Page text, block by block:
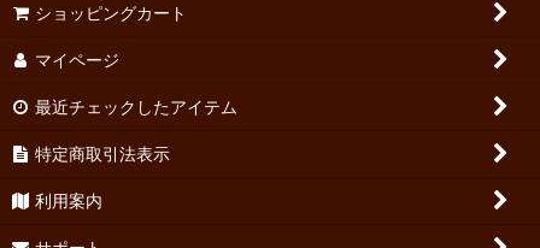
ショッピングカート
マイページ
最近チェックしたアイテム
特定商取引法表示
利用案内